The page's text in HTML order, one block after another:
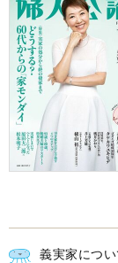
義実家につ